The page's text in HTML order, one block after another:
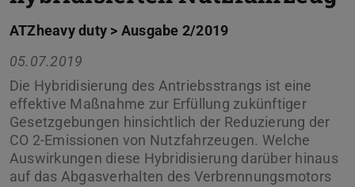
ATZheavy duty > Ausgabe 2/2019
05.07.2019
Die Hybridisierung des Antriebsstrangs ist eine
effektive Maßnahme zur Erfüllung zukünftiger
Gesetzgebungen hinsichtlich der Reduzierung der
CO 2-Emissionen von Nutzfahrzeugen. Welche
Auswirkungen diese Hybridisierung darüber hinaus
auf das Abgasverhalten des Verbrennungsmotors